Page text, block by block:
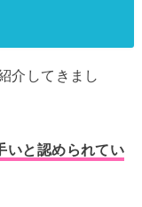
介してきまし
いと認められてい